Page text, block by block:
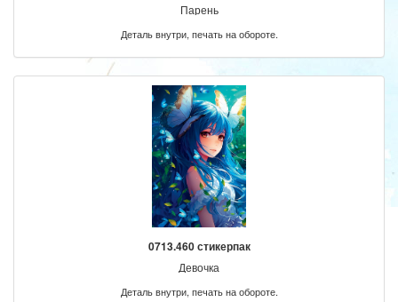
Парень
Деталь внутри, печать на обороте.
0713.460 стикерпак
Девочка
Деталь внутри, печать на обороте.